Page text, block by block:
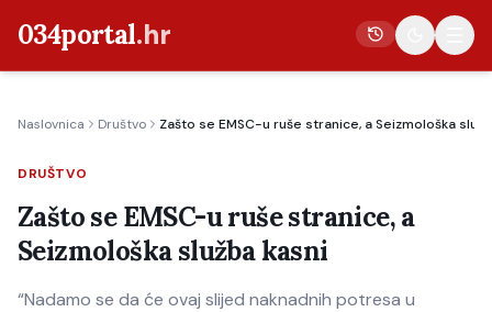
034portal.hr
Crna kronika
Poljoprivreda
Politika
Gospodarstvo
Naslovnica Društvo Zašto se EMSC-u ruše stranice, a Seizmološka
DRUŠTVO
Zašto se EMSC-u ruše stranice, a
Seizmološka služba kasni
“Nadamo se da će ovaj slijed naknadnih potresa u